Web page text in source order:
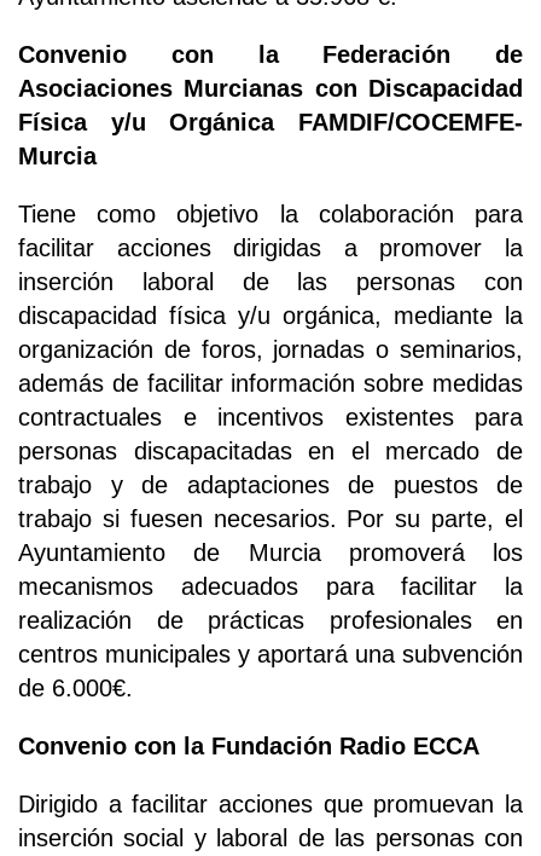
Convenio con la Federación de
Asociaciones Murcianas con Discapacidad
Física y/u Orgánica FAMDIF/COCEMFE-
Murcia
Tiene como objetivo la colaboración para
facilitar acciones dirigidas a promover la
inserción laboral de las personas con
discapacidad física y/u orgánica, mediante la
organización de foros, jornadas o seminarios,
además de facilitar información sobre medidas
contractuales e incentivos existentes para
personas discapacitadas en el mercado de
trabajo y de adaptaciones de puestos de
trabajo si fuesen necesarios. Por su parte, el
Ayuntamiento de Murcia promoverá los
mecanismos adecuados para facilitar la
realización de prácticas profesionales en
centros municipales y aportará una subvención
de 6.000€.
Convenio con la Fundación Radio ECCA
Dirigido a facilitar acciones que promuevan la
inserción social y laboral de las personas con